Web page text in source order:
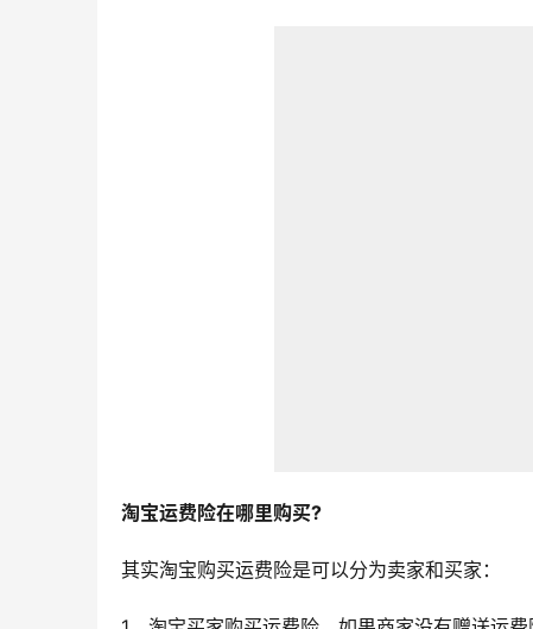
淘宝运费险在哪里购买?
其实淘宝购买运费险是可以分为卖家和买家：